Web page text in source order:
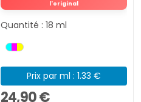
l'original
Quantité : 18 ml
Prix par ml : 1.33 €
24,90 €